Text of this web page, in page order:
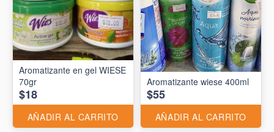
Aromatizante en gel WIESE
70gr
$18
AÑADIR AL CARRITO
Aromatizante wiese 400ml
$55
AÑADIR AL CARRITO